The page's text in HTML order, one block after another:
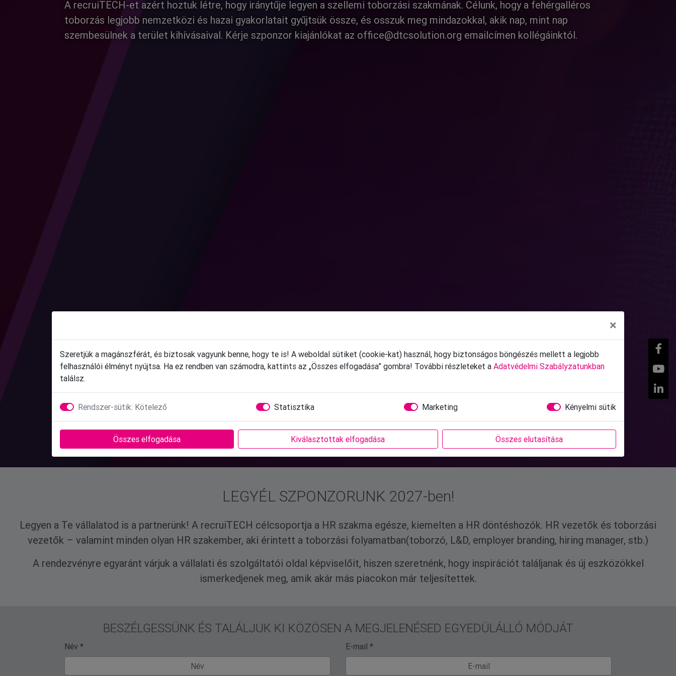
A recruiTECH-et azért hoztuk létre, hogy iránytűje legyen a szellemi toborzási szakmának. Célunk, hogy a fehérgalléros
toborzás legjobb nemzetközi és hazai gyakorlatait gyűjtsük össze, és osszuk meg mindazokkal, akik nap, mint nap
szembesülnek a terület kihívásaival. Kérje szponzor kiajánlókat az office@dtcsolution.org emailcímen kollégáinktól.
LEGYÉL SZPONZORUNK 2027-ben!
Legyen a Te vállalatod is a partnerünk! A recruiTECH célcsoportja a HR szakma egésze, kiemelten a HR döntéshozók. HR vezetők és toborzási
vezetők – valamint minden olyan HR szakember, aki érintett a toborzási folyamatban(toborzó, L&D, employer branding, hiring manager, stb.)
A rendezvényre egyaránt várjuk a vállalati és szolgáltatói oldal képviselőit, hiszen szeretnénk, hogy inspirációt találjanak és új eszközökkel
ismerkedjenek meg, amik akár más piacokon már teljesítettek.
BESZÉLGESSÜNK ÉS TALÁLJUK KI KÖZÖSEN A MEGJELENÉSED EGYEDÜLÁLLÓ MÓDJÁT
Név * E-mail *
×
Szeretjük a magánszférát, és biztosak vagyunk benne, hogy te is! A weboldal sütiket (cookie-kat) használ, hogy biztonságos böngészés mellett a legjobb
felhasználói élményt nyújtsa. Ha ez rendben van számodra, kattints az „Összes elfogadása” gombra! További részleteket a Adatvédelmi Szabályzatunkban
találsz.
Rendszer-sütik: Kötelező Statisztika Marketing Kényelmi sütik
Összes elfogadása Kiválasztottak elfogadása Összes elutasítása